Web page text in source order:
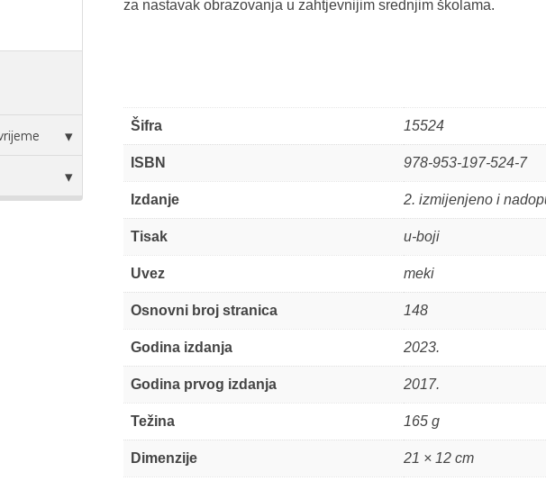
za nastavak obrazovanja u zahtjevnijim srednjim školama.
Šifra 15524
ISBN 978-953-197-524-7
Izdanje 2. izmijenjeno i
Tisak u-boji
Uvez meki
Osnovni broj stranica 148
Godina izdanja 2023.
Godina prvog izdanja 2017.
Težina 165 g
Dimenzije 21 × 12 cm